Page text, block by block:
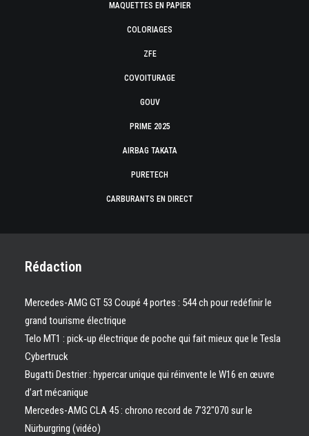
MAQUETTES EN PAPIER
COLORIAGES
ZFE
COVOITURAGE
GOUV
PRIME 2025
AIRBAG TAKATA
PURETECH
CARBURANTS EN DIRECT
Rédaction
Mercedes-AMG GT 53 Coupé 4 portes : 544 ch pour redéfinir le
grand tourisme électrique
Telo MT1 : pick‑up électrique de poche qui fait mieux que le Tesla
Cybertruck
Bugatti Destrier : hypercar unique qui réinvente le W16 en œuvre
d’art mécanique
Mercedes-AMG CLA 45 : chrono record de 7’32″070 sur le
Nürburgring (vidéo)